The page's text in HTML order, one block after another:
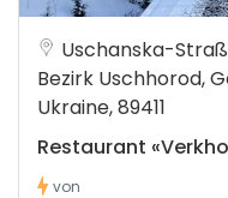
Uschanska-
Bezirk Uschhorod,
Ukraine, 89411
Restaurant
von